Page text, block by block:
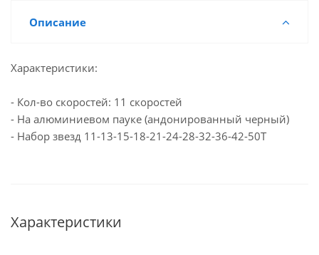
Описание
Характеристики:
- Кол-во скоростей: 11 скоростей
- На алюминиевом пауке (андонированный черный)
- Набор звезд 11-13-15-18-21-24-28-32-36-42-50T
Характеристики